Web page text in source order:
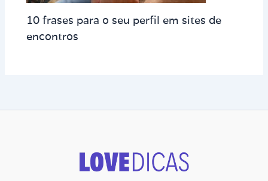
10 frases para o seu perfil em sites de
encontros